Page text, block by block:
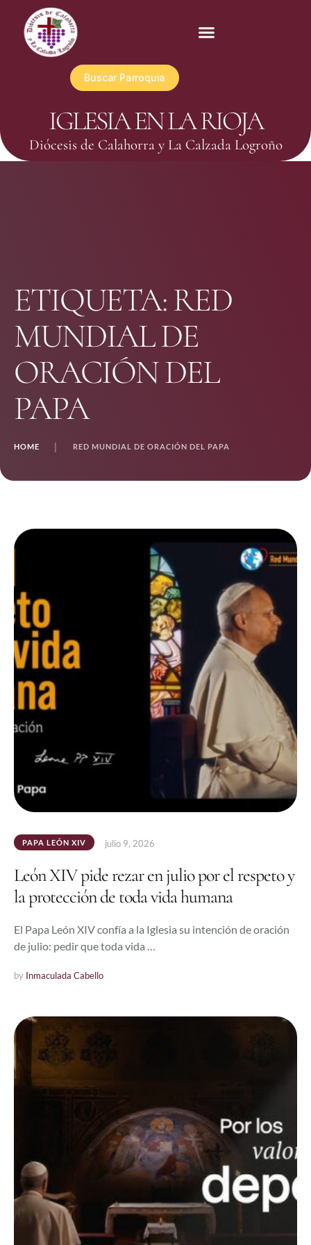
Buscar Parroquia
IGLESIA EN LA RIOJA
Diócesis de Calahorra y La Calzada Logroño
ETIQUETA:RED
MUNDIAL DE
ORACIÓN DEL
PAPA
HOME RED MUNDIAL DE ORACIÓN DEL PAPA
PAPA LEÓN XIV julio 9, 2026
León XIV pide rezar en julio por el respeto y
la protección de toda vida humana
El Papa León XIV confía a la Iglesia su intención de oración
de julio: pedir que toda vida …
by Inmaculada Cabello